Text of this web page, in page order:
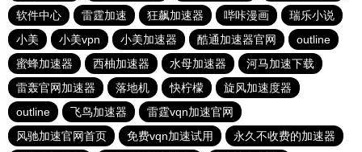
软件中心
雷霆加速 狂飙加速器 哔咔漫画
瑞乐小说
小美
小美vpn 小美加速器 酷通加速器官网
outline
蜜蜂加速器
西柚加速器 水母加速器
河马加速下载
雷轰官网加速器
落地机 快柠檬
旋风加速度器
outline
飞鸟加速器
雷霆vqn加速官网
风驰加速官网首页
免费vqn加速试用
永久不收费的加速器